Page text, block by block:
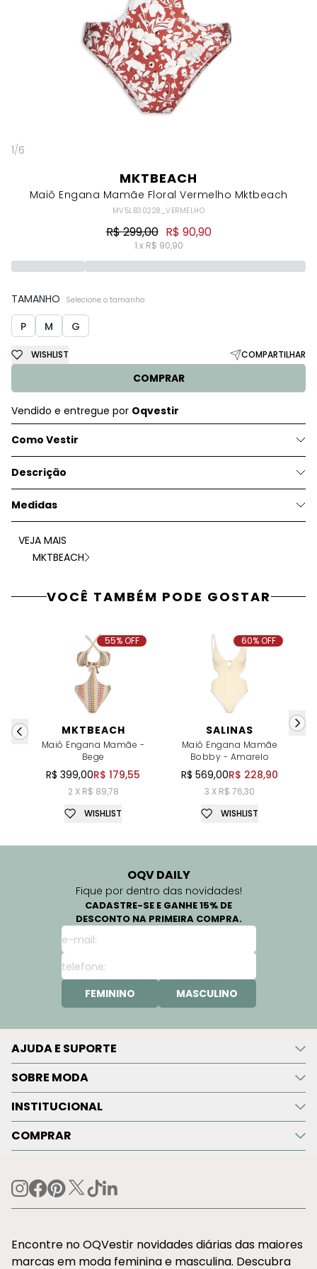
1/6
MKTBEACH
Maiô Engana Mamãe Floral Vermelho Mktbeach
MV5LB30228_VERMELHO
R$ 299,00 R$ 90,90
1 x R$ 90,90
TAMANHO Selecione o tamanho
P M G
COMPRAR
WISHLIST COMPARTILHAR
Vendido e entregue por Oqvestir
Como Vestir
Descrição
Medidas
VEJA MAIS
MKTBEACH
VOCÊ TAMBÉM PODE GOSTAR
MKTBEACH
Maiô Engana Mamãe -
Bege
R$ 399,00R$ 179,55
2 X R$ 89,78
55% OFF
WISHLIST
SALINAS
Maiô Engana Mamãe
Bobby - Amarelo
R$ 569,00R$ 228,90
3 X R$ 76,30
60% OFF
WISHLIST
OQV DAILY
Fique por dentro das novidades!
CADASTRE-SE E GANHE 15% DE
DESCONTO NA PRIMEIRA COMPRA.
FEMININO MASCULINO
AJUDA E SUPORTE
SOBRE MODA
INSTITUCIONAL
COMPRAR
Encontre no OQVestir novidades diárias das maiores
marcas em moda feminina e masculina. Descubra